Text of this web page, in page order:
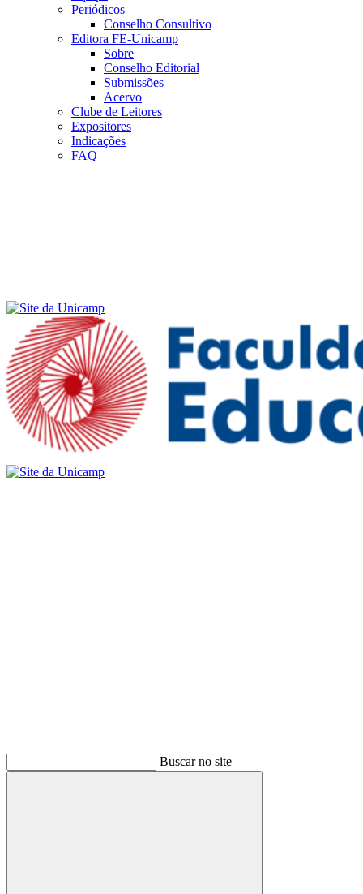
Periódicos
Conselho Consultivo
Editora FE-Unicamp
Sobre
Conselho Editorial
Submissões
Acervo
Clube de Leitores
Expositores
Indicações
FAQ
Buscar no site